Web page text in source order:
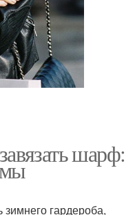
шарф:
гардероба,